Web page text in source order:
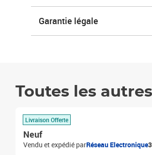
Garantie légale
Toutes les
Livraison Offerte
Neuf
Vendu et expédié parRéseau Electronique